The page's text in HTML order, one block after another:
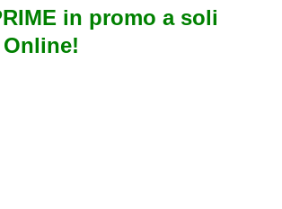
in promo a soli